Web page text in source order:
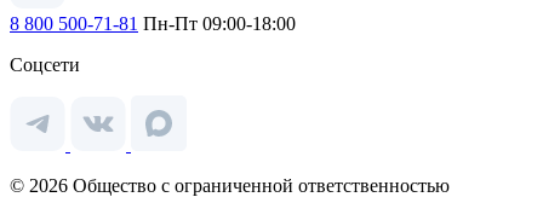
8 800 500-71-81 Пн-Пт 09:00-18:00
Соцсети
© 2026 Общество с ограниченной ответственностью